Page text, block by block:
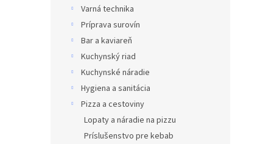
Varná technika
Príprava surovín
Bar a kaviareň
Kuchynský riad
Kuchynské náradie
Hygiena a sanitácia
Pizza a cestoviny
Lopaty a náradie na pizzu
Príslušenstvo pre kebab